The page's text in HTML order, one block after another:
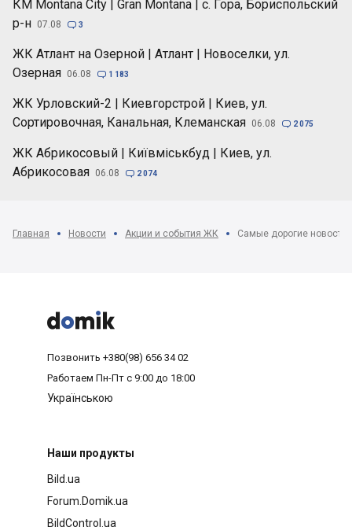
КМ Montana City | Gran Montana | с. Гора, Бориспольский
р-н 07.08  3
ЖК Атлант на Озерной | Атлант | Новоселки, ул.
Озерная 06.08  1 183
ЖК Урловский-2 | Киевгорстрой | Киев, ул.
Сортировочная, Канальная, Клеманская 06.08  2 075
ЖК Абрикосовый | Київміськбуд | Киев, ул.
Абрикосовая 06.08  2 074
Главная Новости Акции и события ЖК Самые дорогие



Позвонить +380(98) 656 34 02
Работаем Пн-Пт с 9:00 до 18:00
Українською
Наши продукты
Bild.ua
Forum.Domik.ua
BildControl.ua